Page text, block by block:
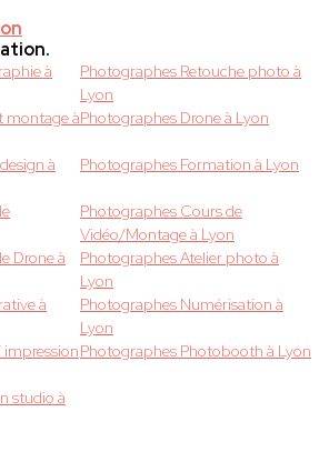
à
Photographes Retouche photo à
Lyon
montage àPhotographes Drone à Lyon
à
Photographes Formation à Lyon
Photographes Cours de
Vidéo/Montage à Lyon
Drone à
Photographes Atelier photo à
Lyon
à
Photographes Numérisation à
Lyon
Photographes Photobooth à Lyon
studio à